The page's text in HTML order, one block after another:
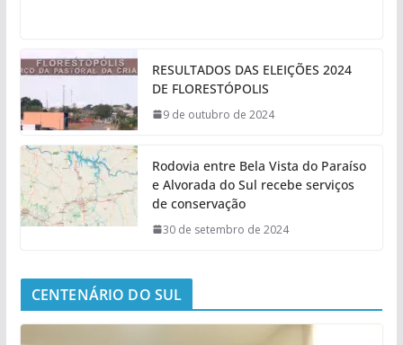
RESULTADOS DAS ELEIÇÕES 2024
DE FLORESTÓPOLIS
9 de outubro de 2024
Rodovia entre Bela Vista do Paraíso
e Alvorada do Sul recebe serviços
de conservação
30 de setembro de 2024
CENTENÁRIO DO SUL